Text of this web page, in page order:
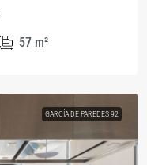
57 m²
GARCÍA DE PAREDES 92